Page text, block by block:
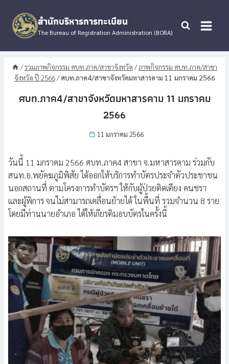
content
สำนักบริหารการทะเบียน
The Bureau of Registration Administration (BORA)
/รวมภาพกิจกรรม ศบท.ภาค/สาขาจังหวัด /ภาพกิจกรรม ศบท.ภาค/สาขา
จังหวัด ปี 2566/ศบท.ภาค4/สาขาจังหวัดมหาสารคาม 11 มกราคม 2566
ศบท.ภาค4/สาขาจังหวัดมหาสารคาม 11 มกราคม
2566
11 มกราคม 2566
วันนี้ 11 มกราคม 2566 ศบท.ภาค4 สาขา จ.มหาสารคาม ร่วมกับ
สนท.อ.พยัคฆภูมิพิสัย ได้ออกให้บริการทำบัตรประจำตัวประชาชน
นอกสถานที่ ตามโครงการทำบัตรฯ ให้กับผู้ป่วยติดเตียง คนชรา
และผู้พิการ จนไม่สามารถเคลื่อนย้ายได้ ในพื้นที่ รวมจำนวน 8 ราย
โดยมีท่านนายอำเภอ ได้ให้เกียรติมอบบัตรในครั้งนี้